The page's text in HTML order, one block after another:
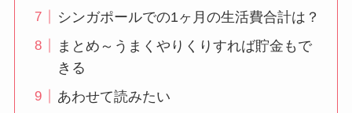
シンガポールでの1ヶ月の生活費合計は？
まとめ～うまくやりくりすれば貯金もで
きる
あわせて読みたい